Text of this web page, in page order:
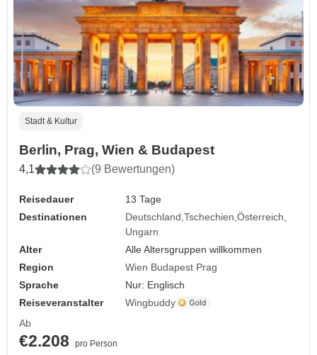
Stadt & Kultur
Berlin, Prag, Wien & Budapest
4,1 (9 Bewertungen)
Reisedauer
13 Tage
Destinationen
Deutschland Tschechien Österreich
Ungarn
Alter
Alle Altersgruppen willkommen
Region
Wien Budapest Prag
Sprache
Nur: Englisch
Reiseveranstalter
Wingbuddy
Ab
€2.208
pro Person